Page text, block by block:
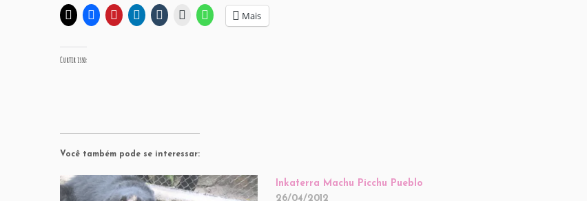
Mais
Curtir isso:
Você também pode se interessar:
Inkaterra Machu Picchu Pueblo
26/04/2012